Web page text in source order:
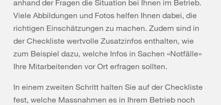
anhand der Fragen die Situation bei Ihnen im Betrieb.
Viele Abbildungen und Fotos helfen Ihnen dabei, die
richtigen Einschätzungen zu machen. Zudem sind in
der Checkliste wertvolle Zusatzinfos enthalten, wie
zum Beispiel dazu, welche Infos in Sachen «Notfälle»
Ihre Mitarbeitenden vor Ort erfragen sollten.
In einem zweiten Schritt halten Sie auf der Checkliste
fest, welche Massnahmen es in Ihrem Betrieb noch